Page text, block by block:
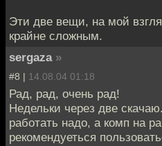
Эти две вещи, на мой
крайне сложным.
sergaza »
#8 | 14.08.04 01:18
Рад, рад, очень рад!
Недельки через две
работать надо, а комп на
рекомендуеться